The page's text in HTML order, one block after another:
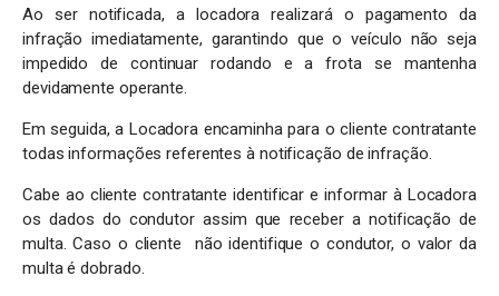
Ao ser notificada, a locadora realizará o pagamento da
infração imediatamente, garantindo que o veículo não seja
impedido de continuar rodando e a frota se mantenha
devidamente operante.
Em seguida, a Locadora encaminha para o cliente contratante
todas informações referentes à notificação de infração.
Cabe ao cliente contratante identificar e informar à Locadora
os dados do condutor assim que receber a notificação de
multa. Caso o cliente não identifique o condutor, o valor da
multa é dobrado.